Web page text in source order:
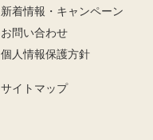
新着情報・キャンペーン
お問い合わせ
個人情報保護方針
サイトマップ